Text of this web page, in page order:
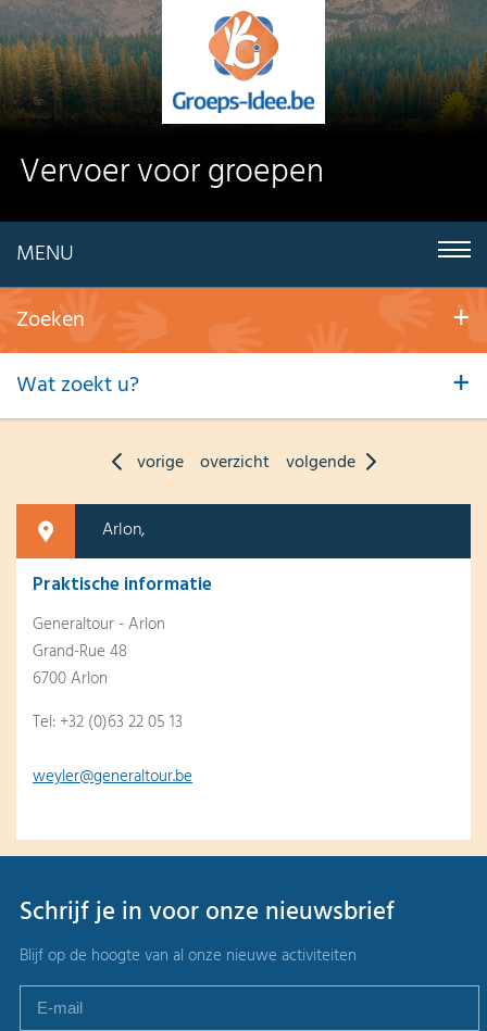
Vervoer voor groepen
MENU
Zoeken
Wat zoekt u?
vorige overzicht volgende
Arlon,
Praktische informatie
Generaltour - Arlon
Grand-Rue 48
6700 Arlon
Tel: +32 (0)63 22 05 13
weyler@generaltour.be
Schrijf je in voor onze nieuwsbrief
Blijf op de hoogte van al onze nieuwe activiteiten